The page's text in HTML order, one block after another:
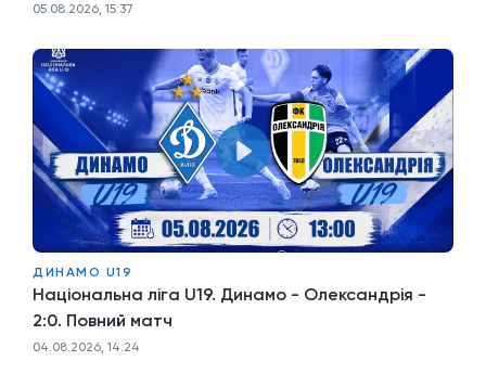
05.08.2026, 15:37
ДИНАМО U19
Національна ліга U19. Динамо - Олександрія -
2:0. Повний матч
04.08.2026, 14:24